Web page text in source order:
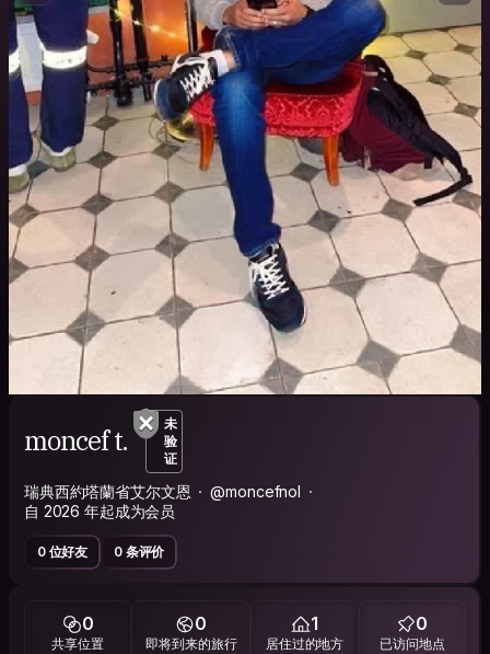
moncef t.
未
验
证
瑞典西約塔蘭省艾尔文恩
@moncefnol
自 2026 年起成为会员
0 位好友 0 条评价
0
共享位置
0
即将到来的旅行
1
居住过的地方
0
已访问地点